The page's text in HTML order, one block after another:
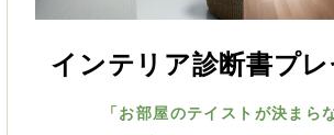
インテリア診断書プレ
「お部屋のテイストが決まら